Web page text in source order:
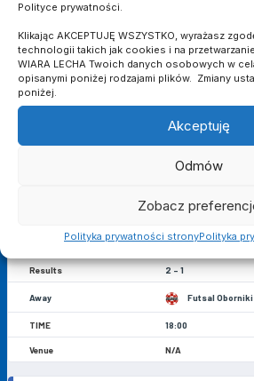
Polityce prywatności.
Klikając AKCEPTUJĘ WSZYSTKO, wyrażasz
technologii takich jak cookies i na
WIARA LECHA Twoich danych osobowych w
opisanymi poniżej rodzajami plików. Zmiany
poniżej.
Akceptuję
Odmów
Zobacz
Polityka prywatności stronyPolityka
0
CZERWONE KARTKI
0
11 grudnia 2021
Wiara Lecha Poznań
2 - 1
Futsal Oborniki
18:00
N/A